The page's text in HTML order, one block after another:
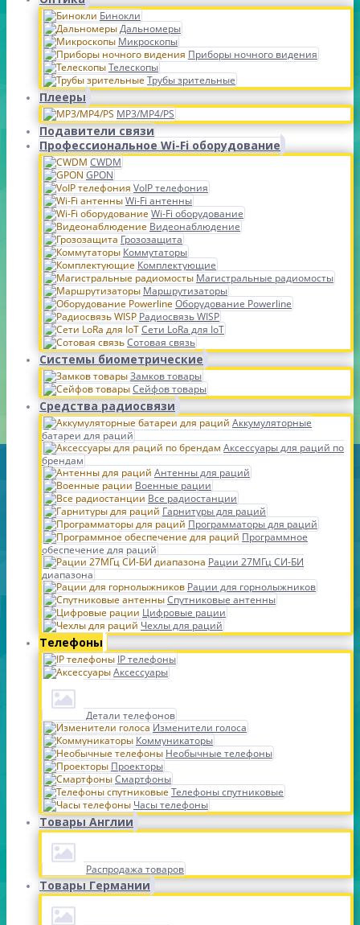
Бинокли
Дальномеры
Микроскопы
Приборы ночного видения
Телескопы
Трубы зрительные
Плееры
MP3/MP4/PS
Подавители связи
Профессиональное Wi-Fi оборудование
CWDM
GPON
VoIP телефония
Wi-Fi антенны
Wi-Fi оборудование
Видеонаблюдение
Грозозащита
Коммутаторы
Комплектующие
Магистральные радиомосты
Маршрутизаторы
Оборудование Powerline
Радиосвязь WISP
Сети LoRa для IoT
Сотовая связь
Системы биометрические
Замков товары
Сейфов товары
Средства радиосвязи
Аккумуляторные
батареи для раций
Аксессуары для раций по
брендам
Антенны для раций
Военные рации
Все радиостанции
Гарнитуры для раций
Программаторы для раций
Программное
обеспечение для раций
Рации 27МГц СИ-БИ
диапазона
Рации для горнолыжников
Спутниковые антенны
Цифровые рации
Чехлы для раций
Телефоны
IP телефоны
Аксессуары
Детали телефонов
Изменители голоса
Коммуникаторы
Необычные телефоны
Проекторы
Смартфоны
Телефоны спутниковые
Часы телефоны
Товары Англии
Распродажа товаров
Товары Германии